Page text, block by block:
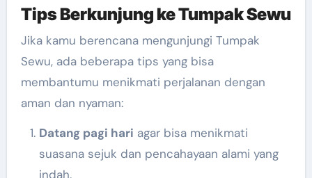
Tips Berkunjung ke Tumpak Sewu
Jika kamu berencana mengunjungi Tumpak
Sewu, ada beberapa tips yang bisa
membantumu menikmati perjalanan dengan
aman dan nyaman:
Datang pagi hari agar bisa menikmati
suasana sejuk dan pencahayaan alami yang
indah.